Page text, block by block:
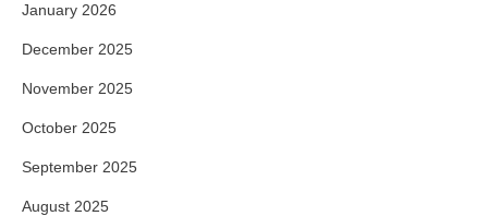
January 2026
December 2025
November 2025
October 2025
September 2025
August 2025